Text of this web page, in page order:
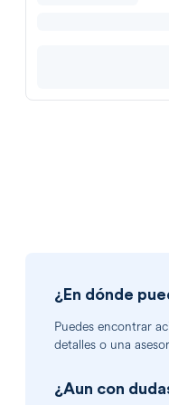
¿En dónde
Puedes encontrar
detalles o una
¿Aun con